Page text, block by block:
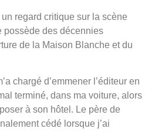
regard critique sur la scène
possède des décennies
de la Maison Blanche et du
chargé d’emmener l’éditeur en
terminé, dans ma voiture, alors
à son hôtel. Le père de
cédé lorsque j’ai